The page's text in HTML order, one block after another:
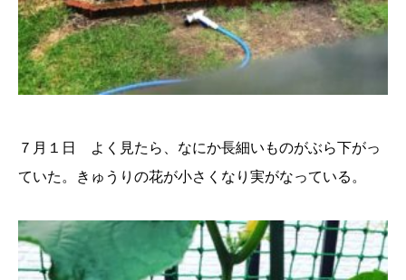
７月１日 よく見たら、なにか長細いものがぶら下がっ
ていた。きゅうりの花が小さくなり実がなっている。